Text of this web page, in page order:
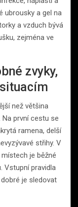
ubrousky a gel na
a vzduch bývá
zejména ve
zvyky,
než většina
první cestu se
ramena, delší
střihy. V
je běžné
Vstupní pravidla
je sledovat